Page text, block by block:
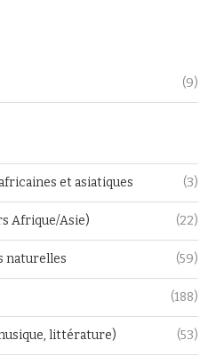
(9)
et asiatiques (3)
Afrique/Asie) (22)
naturelles (59)
(188)
littérature) (53)